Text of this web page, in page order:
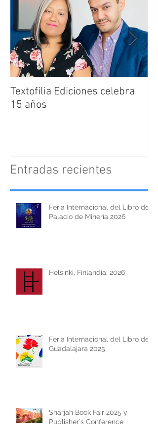
Textofilia Ediciones celebra
15 años
Entradas recientes
Feria Internacional del Libro del
Palacio de Minería 2026
Helsinki, Finlandia, 2026
Feria Internacional del Libro de
Guadalajara 2025
Sharjah Book Fair 2025 y
Publisher´s Conference